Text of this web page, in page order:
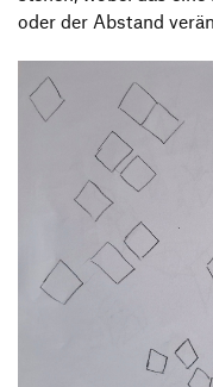
oder der Abstand